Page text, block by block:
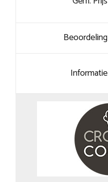
Beoordeling
Informatie